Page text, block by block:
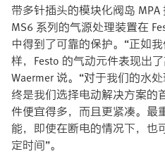
带多针插头的模块化阀岛
MS6 系列的气源处理装置在
中得到了可靠的保护。“正如
样，Festo 的气动元件表现出
Waermer 说。“对于我们的水
终是我们选择电动解决方案的
件便宜得多，而且更紧凑。最
能，即使在断电的情况下，也
定时间”。